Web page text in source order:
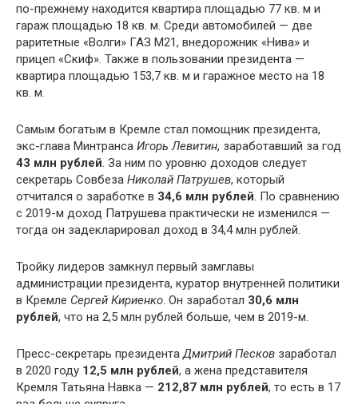
по-прежнему находится квартира площадью 77 кв. м и
гараж площадью 18 кв. м. Среди автомобилей — две
раритетные «Волги» ГАЗ М21, внедорожник «Нива» и
прицеп «Скиф». Также в пользовании президента —
квартира площадью 153,7 кв. м и гаражное место на 18
кв. м.
Самым богатым в Кремле стал помощник президента,
экс-глава Минтранса Игорь Левитин, заработавший за год
43 млн рублей. За ним по уровню доходов следует
секретарь Совбеза Николай Патрушев, который
отчитался о заработке в 34,6 млн рублей. По сравнению
с 2019-м доход Патрушева практически не изменился —
тогда он задекларировал доход в 34,4 млн рублей.
Тройку лидеров замкнул первый замглавы
администрации президента, куратор внутренней политики
в Кремле Сергей Кириенко. Он заработал 30,6 млн
рублей, что на 2,5 млн рублей больше, чем в 2019-м.
Пресс-секретарь президентаДмитрий Песков заработал
в 2020 году 12,5 млн рублей, а жена представителя
Кремля Татьяна Навка — 212,87 млн рублей, то есть в 17